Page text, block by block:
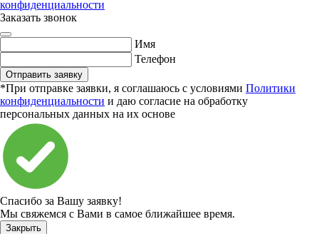
конфиденциальности
Заказать звонок
Имя
Телефон
Отправить заявку
*При отправке заявки, я соглашаюсь с условиями Политики
конфиденциальности и даю согласие на обработку
персональных данных на их основе
Спасибо за Вашу заявку!
Мы свяжемся с Вами в самое ближайшее время.
Закрыть